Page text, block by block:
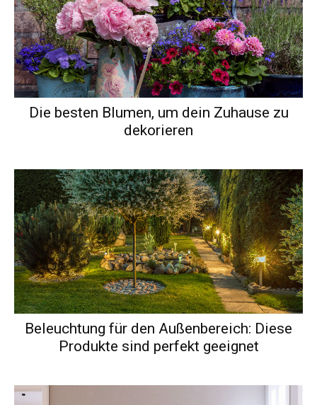
Die besten Blumen, um dein Zuhause zu
dekorieren
Beleuchtung für den Außenbereich: Diese
Produkte sind perfekt geeignet